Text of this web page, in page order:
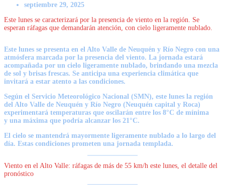
septiembre 29, 2025
Este lunes se caracterizará por la presencia de viento en la región. Se
esperan ráfagas que demandarán atención, con cielo ligeramente nublado.
Este lunes se presenta en el Alto Valle de Neuquén y Río Negro con una
atmósfera marcada por la presencia del viento. La jornada estará
acompañada por un cielo ligeramente nublado, brindando una mezcla
de sol y brisas frescas. Se anticipa una experiencia climática que
invitará a estar atento a las condiciones.
Según el Servicio Meteorológico Nacional (SMN), este lunes la región
del Alto Valle de Neuquén y Río Negro (Neuquén capital y Roca)
experimentará temperaturas que oscilarán entre los 8°C de mínima
y una máxima que podría alcanzar los 21°C.
El cielo se mantendrá mayormente ligeramente nublado a lo largo del
día. Estas condiciones prometen una jornada templada.
Viento en el Alto Valle: ráfagas de más de 55 km/h este lunes, el detalle del
pronóstico